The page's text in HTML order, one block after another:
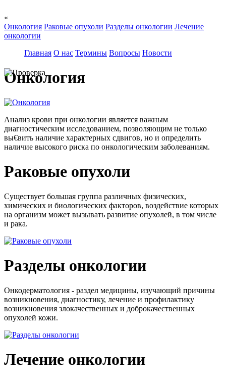
«
Онкология Раковые опухоли Разделы онкологии Лечение
онкологии
Главная О нас Термины Вопросы Новости
Онкология
Анализ крови при онкологии является важным
диагностическим исследованием, позволяющим не только
вы€вить наличие характерных сдвигов, но и определить
наличие высокого риска по онкологическим заболеваниям.
Раковые опухоли
Существует большая группа различных физических,
химических и биологических факторов, воздействие которых
на организм может вызывать развитие опухолей, в том числе
и рака.
Разделы онкологии
Онкодерматология - раздел медицины, изучающий причины
возникновения, диагностику, лечение и профилактику
возникновения злокачественных и доброкачественных
опухолей кожи.
Лечение онкологии